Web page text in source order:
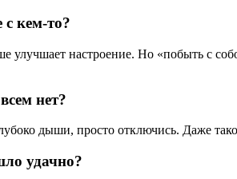
с кем-то?
настроение. Но «побыть с
нет?
дыши, просто отключись. Даже
удачно?